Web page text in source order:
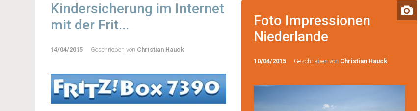
Kindersicherung im Internet
mit der Frit...
14/04/2015 Geschrieben von Christian Hauck
Foto Impressionen
Niederlande
10/04/2015 Geschrieben von Christian Hauck